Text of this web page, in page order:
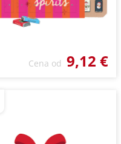
Cena od 9,12 €